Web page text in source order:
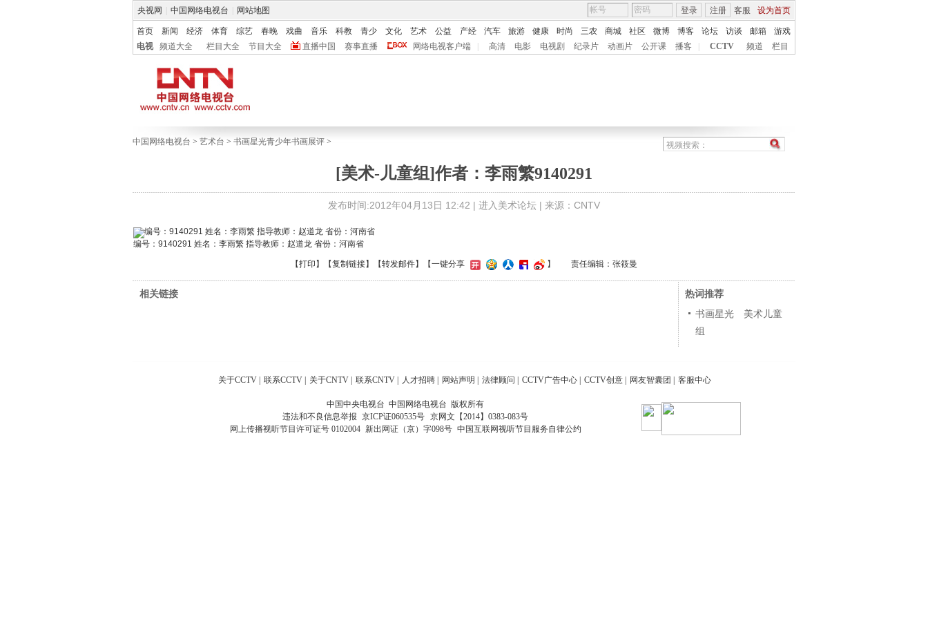
央视网 中国网络电视台 网站地图 客服 设为首页
登录 注册
首页 新闻 经济 体育 综艺 春晚 戏曲 音乐 科教 青少 文化 艺术 公益 产经 汽车 旅游 健康 时尚 三农 商城 社区 微博 博客 论坛 访谈 邮箱
游戏
电视
频道大全 栏目大全 节目大全 直播中国 赛事直播 网络电视客户端 高清 电影 电视剧 纪录片 动画片 公开课 播客 CCTV 频道 栏目
中国网络电视台 > 艺术台 > 书画星光青少年书画展评 >
[美术-儿童组]作者：李雨繁9140291
发布时间:2012年04月13日 12:42 | 进入美术论坛 | 来源：CNTV
编号：9140291 姓名：李雨繁 指导教师：赵道龙 省份：河南省
【打印 】【复制链接】【转发邮件】 【一键分享 】 责任编辑：张筱曼
相关链接
热词推荐
书画星光 美术儿童
组
关于CCTV 联系CCTV 关于CNTV 联系CNTV 人才招聘 网站声明 法律顾问 CCTV广告中心 CCTV创意 网友智囊团 客服中心
中国中央电视台 中国网络电视台 版权所有
违法和不良信息举报 京ICP证060535号
京网文【2014】0383-083号
网上传播视听节目许可证号 0102004 新出网证（京）字098号 中国互联网视听节目服务自律公约